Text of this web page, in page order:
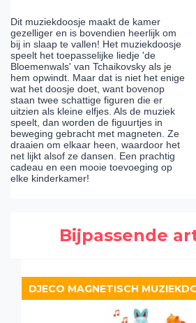
Dit muziekdoosje maakt de kamer
gezelliger en is bovendien heerlijk om
bij in slaap te vallen! Het muziekdoosje
speelt het toepasselijke liedje 'de
Bloemenwals' van Tchaikovsky als je
hem opwindt. Maar dat is niet het enige
wat het doosje doet, want bovenop
staan twee schattige figuren die er
uitzien als kleine elfjes. Als de muziek
speelt, dan worden de figuurtjes in
beweging gebracht met magneten. Ze
draaien om elkaar heen, waardoor het
net lijkt alsof ze dansen. Een prachtig
cadeau en een mooie toevoeging op
elke kinderkamer!
Bijpassende